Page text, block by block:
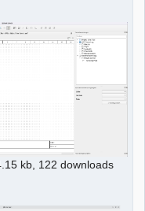
kb, 122 downloads